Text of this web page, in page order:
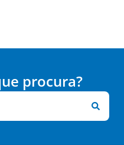
procura?